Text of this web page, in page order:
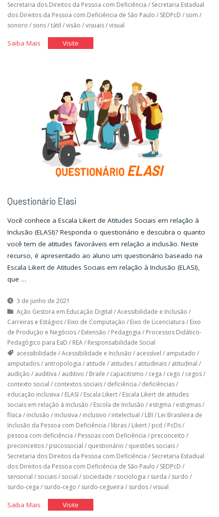
Secretaria dos Direitos da Pessoa com Deficiência / Secretaria Estadual
dos Direitos da Pessoa com Deficiência de São Paulo / SEDPcD / som /
sonoro / sons/tátil /visão /visuais/visual
Saiba Mais"Toda
história"
Visite"Toda
uma
história"
Questionário Elasi
Você conhece a Escala Likert de Atitudes Sociais em relação à
Inclusão (ELASI)? Responda o questionário e descubra o quanto
você tem de atitudes favoráveis em relação a inclusão. Neste
recurso, é apresentado ao aluno um questionário baseado na
Escala Likert de Atitudes Sociais em relação à Inclusão (ELASI),
que …
3 de junho de 2021
Ação Gestora em Educação Digital /Acessibilidade e Inclusão /
Carreiras e Estágios/ Eixo de Computação / Eixo de Licenciatura / Eixo
de Produção e Negócios/ Extensão / Pedagogia / Processos Didático-
Pedagógico para EaD / REA/ Responsabilidade Social
acessibilidade /Acessibilidade e Inclusão / acessível / amputado /
amputados/ antropologia / atitude / atitudes/ atitudinais/ atitudinal /
audição / auditiva / auditivo / Braile / capacitismo / cega / cego / cegos/
contexto social / contextos sociais/ deficiência / deficiências/
educação inclusiva / ELASI / Escala Likert/ Escala Likert de atitudes
sociais em relação à inclusão / Escola de Inclusão / estigma / estigmas/
física / inclusão / inclusiva / inclusivo / intelectual / LBI / Lei Brasileira de
Inclusão da Pessoa com Deficiência / libras/ Likert/ pcd / PcDs/
pessoa com deficiência / Pessoas com Deficiência / preconceito /
preconceitos/ psicossocial / questionário / questões sociais/
Secretaria dos Direitos da Pessoa com Deficiência / Secretaria Estadual
dos Direitos da Pessoa com Deficiência de São Paulo / SEDPcD /
sensorial / sociais/ social / sociedade / sociologia / surda / surdo /
surdo-cega / surdo-cego / surdo-cegueira / surdos/visual
Saiba Mais"Questionário
Visite"Questionário